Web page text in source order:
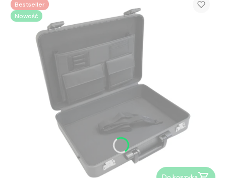
Bestseller
Nowość